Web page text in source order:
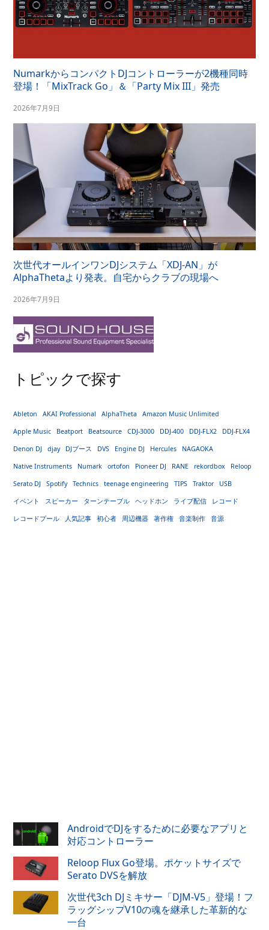
NumarkからコンパクトDJコントローラーが2機種同時
登場！「MixTrack Go」＆「Party Mix III」発売
2026年7月9日
次世代オールインワンDJシステム「XDJ-AN」が
AlphaThetaより発表。自宅からクラブの現場へ
2026年7月9日
トピックで探す
Ableton AKAI Professional AlphaTheta Amazon Music Unlimited
Apple Music Beatport Beatsource CDJ-3000 DDJ-400 DDJ-FLX2 DDJ-FLX4
Denon DJ djay DJブース DVS Engine DJ Hercules NAGAOKA
Native Instruments Numark ortofon Pioneer DJ RANE rekordbox Reloop
Serato DJ Spotify Technics teenage engineering TIPS Traktor USB
イベント スピーカー ターンテーブル ヘッドホン ライブ配信 レコード
レコードプール 人気記事 初心者 周辺機器 著作権 音楽制作 音源
AndroidでDJをするために必要なアプリと
対応コントローラー
Reloop Flux Go登場。ポケットサイズで
Serato DVSを解放
次世代3ch DJミキサー「DJM-V5」登場！フ
ラッグシップV10の魂を継承した革新的な
一台